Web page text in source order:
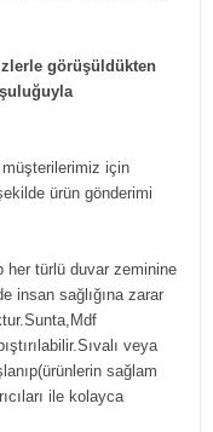
görüşüldükten
müşterilerimiz için
ürün gönderimi
her türlü duvar zeminine
insan sağlığına zarar
veya
sağlam
ile kolayca